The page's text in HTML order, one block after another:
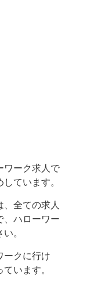
ワーク求人で
ています。
全ての求人
、ハローワー
。
ークに行け
います。